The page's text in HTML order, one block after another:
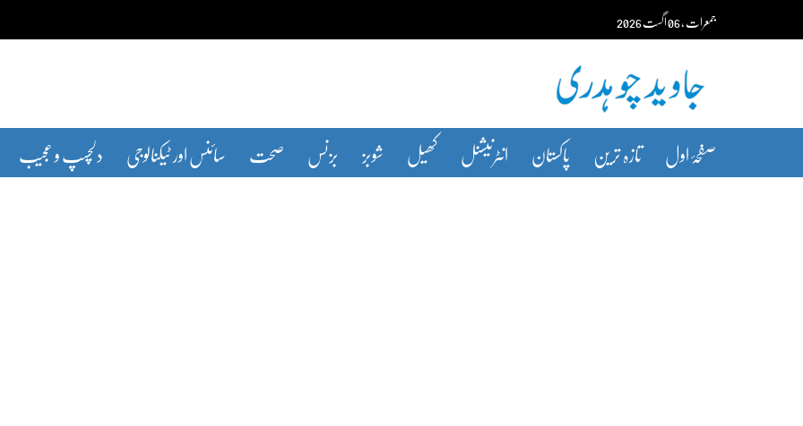
content جمعرات‬‮،06اگست‬‮2026
صفحۂ اول تازہ ترین پاکستان انٹرنیشنل کھیل شوبز بزنس صحت سائنس اور ٹیکنالوجی دلچسپ و عجیب